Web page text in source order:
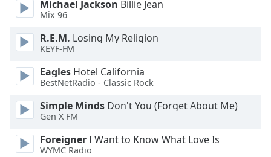
Color
Opacity
Text
Color
Opacity
Michael Jackson Billie Jean
Mix 96
R.E.M. Losing My Religion
KEYF-FM
Eagles Hotel California
BestNetRadio - Classic Rock
Simple Minds Don't You (Forget About Me)
Gen X FM
ForeignerI Want to Know What Love Is
WYMC Radio